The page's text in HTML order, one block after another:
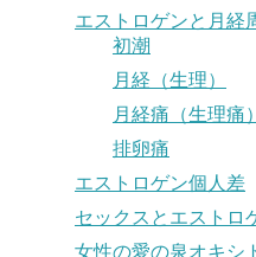
エストロゲンと月経
初潮
月経（生理）
月経痛（生理痛）
排卵痛
エストロゲン個人差
セックスとエストロ
女性の愛の泉オキシ